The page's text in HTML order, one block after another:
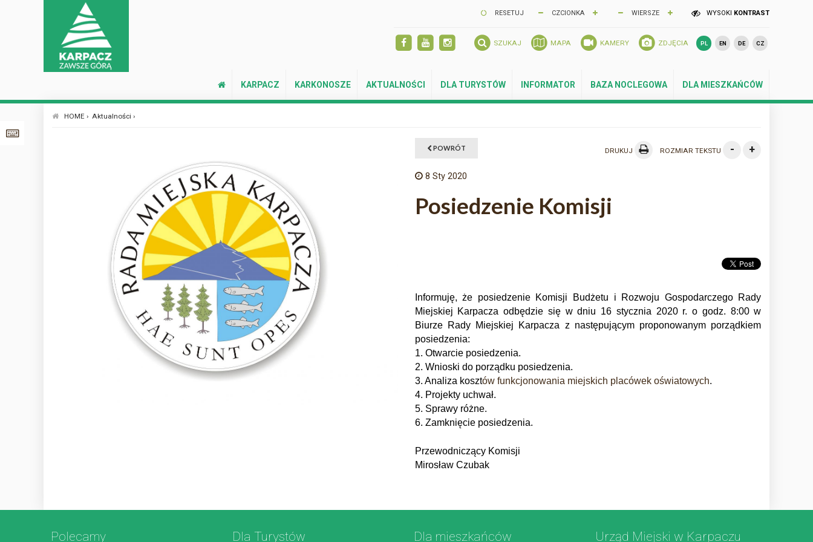
RESETUJ CZCIONKA WIERSZE WYSOKI KONTRAST
SZUKAJ MAPA KAMERY ZDJĘCIA PL EN DE CZ
KARPACZ KARKONOSZE AKTUALNOŚCI DLA TURYSTÓW INFORMATOR BAZA NOCLEGOWA DLA MIESZKAŃCÓW
HOME › Aktualności ›
POWRÓT DRUKUJ ROZMIAR TEKSTU - +
8 Sty 2020
Posiedzenie Komisji
Informuję, że posiedzenie Komisji
Budżetu i Rozwoju Gospodarczego Rady
Miejskiej Karpaczaodbędzie się w dniu 16 stycznia 2020r. o godz. 8:00 w
Biurze Rady Miejskiej Karpacza z następującym proponowanym porządkiem
posiedzenia:
1. Otwarcie posiedzenia.
2. Wnioski do porządku posiedzenia.
3. Analiza kosztów funkcjonowania miejskich placówek oświatowych.
4. Projekty uchwał.
5. Sprawy różne.
6. Zamknięcie posiedzenia.
Przewodniczący Komisji
Mirosław Czubak
Polecamy Dla Turystów Dla mieszkańców Urząd Miejski w Karpaczu